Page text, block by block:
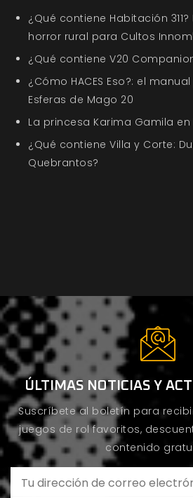
¿Qué contiene Habitación
horror rural para Cultos
¿Qué contiene V20
¿Cómo HACES Eso?: el
Esferas de Mago 20
La princesa Karima Gamila en
¿Qué contiene Villa y Corte:
Quebrantos?
ÚLTIMAS NOTICIAS Y
Suscríbete al boletín para
juegos de rol favoritos,
contenido